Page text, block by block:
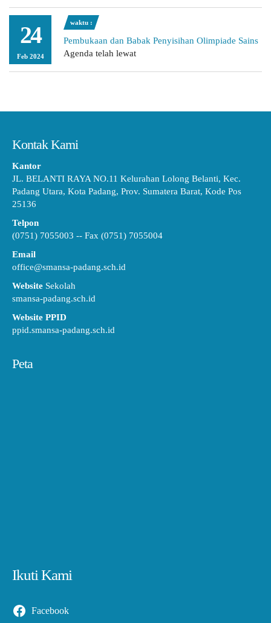
24
Feb 2024
waktu :
Pembukaan dan Babak Penyisihan Olimpiade Sains
Agenda telah lewat
Kontak Kami
Kantor
JL. BELANTI RAYA NO.11 Kelurahan Lolong Belanti, Kec.
Padang Utara, Kota Padang, Prov. Sumatera Barat, Kode Pos
25136
Telpon
(0751) 7055003 -- Fax (0751) 7055004
Email
office@smansa-padang.sch.id
Website Sekolah
smansa-padang.sch.id
Website PPID
ppid.smansa-padang.sch.id
Peta
Ikuti Kami
Facebook